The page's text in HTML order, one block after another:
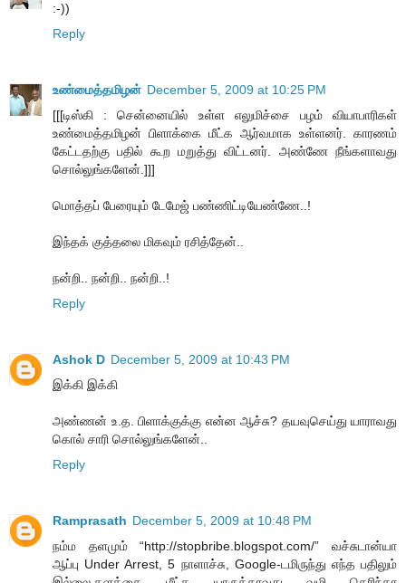
:-))
Reply
உண்மைத்தமிழன் December 5, 2009 at 10:25 PM
[[[டிஸ்கி : சென்னையில் உள்ள எலுமிச்சை பழம் வியாபாரிகள்
உண்மைத்தமிழன் பிளாக்கை மீட்க ஆர்வமாக உள்ளனர். காரணம்
கேட்டதற்கு பதில் கூற மறுத்து விட்டனர். அண்ணே நீங்களாவது
சொல்லுங்களேன்.]]]
மொத்தப் பேரையும் டேமேஜ் பண்ணிட்டியேண்ணே..!
இந்தக் குத்தலை மிகவும் ரசித்தேன்..
நன்றி.. நன்றி.. நன்றி..!
Reply
Ashok D December 5, 2009 at 10:43 PM
இக்கி இக்கி
அண்ணன் உ.த. பிளாக்குக்கு என்ன ஆச்சு? தயவுசெய்து யாராவது
கொல் சாரி சொல்லுங்களேன்..
Reply
Ramprasath December 5, 2009 at 10:48 PM
நம்ம தளமும் “http://stopbribe.blogspot.com/” வச்சுடான்யா
ஆப்பு Under Arrest, 5 நாளாச்சு, Google-டமிருந்து எந்த பதிலும்